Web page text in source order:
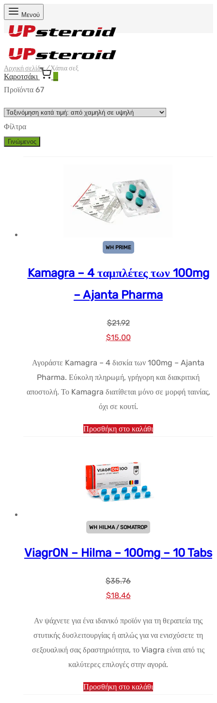
Μενού
Καροτσάκι
Αρχική σελίδα/Χάπια σεξ
Προϊόντα 67
Φίλτρα
Γινώμενος
WH PRIME
Kamagra – 4 ταμπλέτες των 100mg
– Ajanta Pharma
$21.92
Αρχική
$21.92.
$15.00Η
τιμή
είναι:
$15.00.
Αγοράστε Kamagra – 4 δισκία των 100mg – Ajanta
Pharma. Εύκολη πληρωμή, γρήγορη και διακριτική
αποστολή. Το Kamagra διατίθεται μόνο σε μορφή ταινίας,
όχι σε κουτί.
Προσθήκη στο καλάθι
WH HILMA / SOMATROP
ViagrON – Hilma – 100mg – 10 Tabs
$35.76
Αρχική
$35.76.
$18.46Η
τιμή
είναι:
$18.46.
Αν ψάχνετε για ένα ιδανικό προϊόν για τη θεραπεία της
στυτικής δυσλειτουργίας ή απλώς για να ενισχύσετε τη
σεξουαλική σας δραστηριότητα, το Viagra είναι από τις
καλύτερες επιλογές στην αγορά.
Προσθήκη στο καλάθι